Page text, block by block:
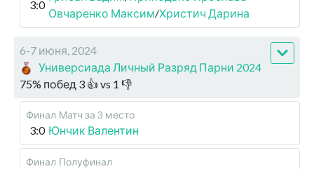
3:0
Овчаренко Максим/Христич Дарина
6-7 июня, 2024
Универсиада Личный Разряд Парни 2024
75% побед 3 👍 vs 1 👎
Финал Матч за 3 место
3:0 Юнчик Валентин
Финал Полуфинал